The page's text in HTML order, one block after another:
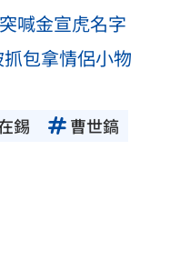
喊金宣虎名字
包拿情侶小物
錫
曹世鎬